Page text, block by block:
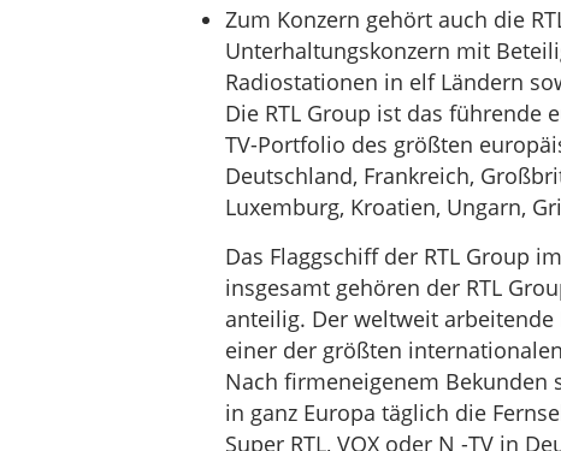
Zum Konzern gehört auch die
Unterhaltungskonzern mit
Radiostationen in elf Ländern
Die RTL Group ist das führende
TV-Portfolio des größten
Deutschland, Frankreich,
Luxemburg, Kroatien, Ungarn,
Das Flaggschiff der RTL Group
insgesamt gehören der RTL
anteilig. Der weltweit
einer der größten
Nach firmeneigenem Bekunden
in ganz Europa täglich die
Super RTL, VOX oder N -TV in